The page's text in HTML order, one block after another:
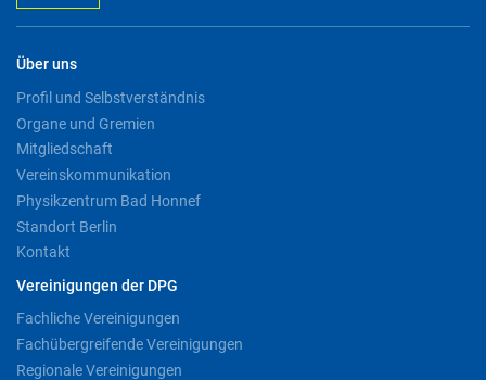
Über uns
Profil und Selbstverständnis
Organe und Gremien
Mitgliedschaft
Vereinskommunikation
Physikzentrum Bad Honnef
Standort Berlin
Kontakt
Vereinigungen der DPG
Fachliche Vereinigungen
Fachübergreifende Vereinigungen
Regionale Vereinigungen